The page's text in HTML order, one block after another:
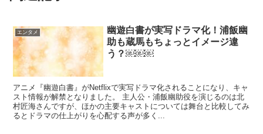
エンタメ
幽遊白書が実写ドラマ化！浦飯幽
助も蔵馬もちょっとイメージ違
う？￼￼￼
アニメ『幽遊白書』がNetflixで実写ドラマ化されることになり、キャ
スト情報が解禁となりました。 主人公・浦飯幽助役を演じるのは北
村匠海さんですが、ほかの主要キャストについては舞台と比較してみ
るとドラマの仕上がりを心配する声が多く...